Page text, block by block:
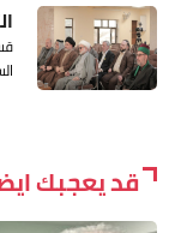
قد يعجبك